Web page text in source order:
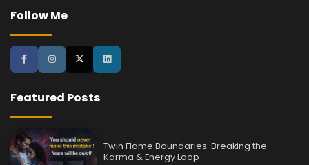
Follow Me
Featured Posts
Twin Flame Boundaries: Breaking the
Karma & Energy Loop